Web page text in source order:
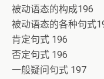
被动语态的构成196
被动语态的各种句式
肯定句式 196
否定句式 196
一般疑问句式 197